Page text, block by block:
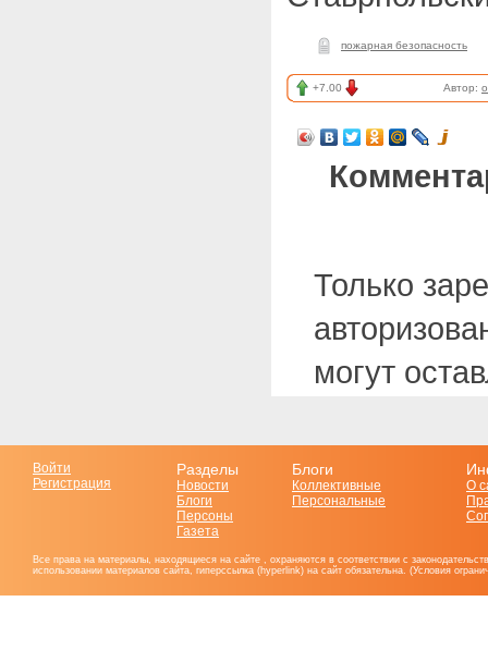
пожарная безопасность
+7.00 Автор:
Только
могут
Войти
Регистрация
Разделы
Новости
Блоги
Персоны
Газета
Блоги
Коллективные
Персональные
О
Все права на материалы, находящиеся на сайте , охраняются в соответствии с
использовании материалов сайта, гиперссылка (hyperlink) на сайт обязательна. (Условия